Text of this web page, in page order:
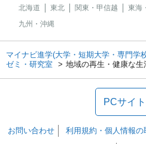
北海道 東北 関東・甲信越 東海
九州・沖縄
マイナビ進学(大学・短期大学・専門学
ゼミ・研究室
地域の再生・健康な生
PCサイ
お問い合わせ 利用規約・個人情報の